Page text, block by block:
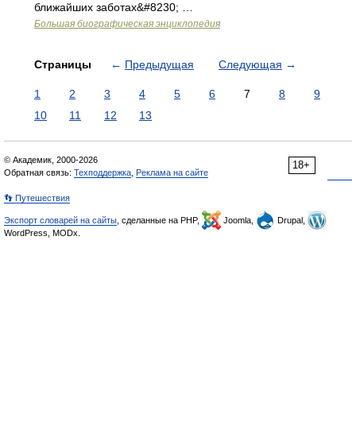
ближайших заботах&#8230; …
Большая биографическая энциклопедия
Страницы ← Предыдущая Следующая →
1 2 3 4 5 6 7 8
9
10
11 12 13
18+
© Академик, 2000-2026
Обратная связь: Техподдержка Реклама на сайте
👣 Путешествия
Экспорт словарей на сайты , сделанные на PHP, Joomla,
Drupal,
WordPress, MODx.